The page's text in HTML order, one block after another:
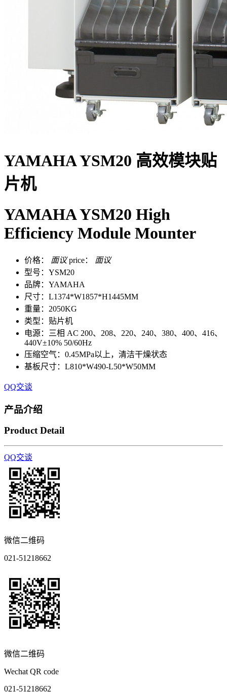
YAMAHA YSM20 高效模块贴
片机
YAMAHA YSM20 High
Efficiency Module Mounter
价格： 面议 price：
面议
型号：YSM20
品牌：YAMAHA
尺寸：L1374*W1857*H1445MM
重量：2050KG
类型：贴片机
电源：三相 AC 200、208、220、240、380、400、416、
440V±10% 50/60Hz
压缩空气：0.45MPa以上，清洁干燥状态
基板尺寸：L810*W490-L50*W50MM
QQ交谈
产品介绍
Product Detail
QQ交谈
微信二维码
021-51218662
微信二维码
Wechat QR code
021-51218662